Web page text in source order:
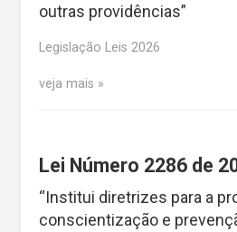
outras providências”
Legislação Leis 2026
veja mais
Lei Número 2286 de
“Institui diretrizes para a
conscientização e